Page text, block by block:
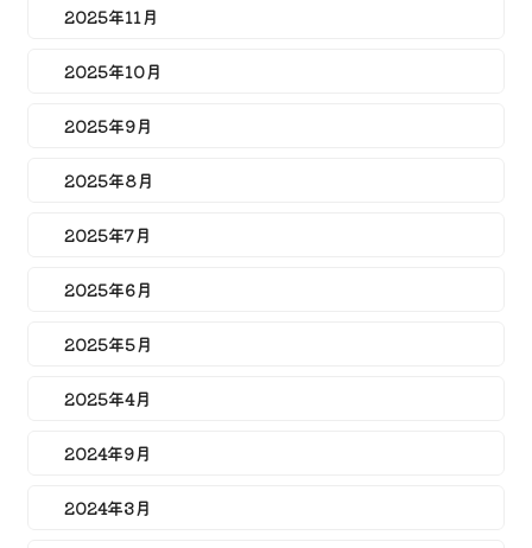
2025年11月
2025年10月
2025年9月
2025年8月
2025年7月
2025年6月
2025年5月
2025年4月
2024年9月
2024年3月